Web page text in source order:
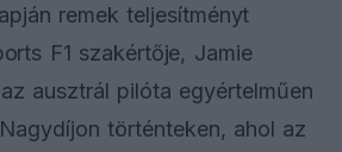
remek teljesítményt
F1 szakértője, Jamie
ausztrál pilóta egyértelműen
történteken, ahol az